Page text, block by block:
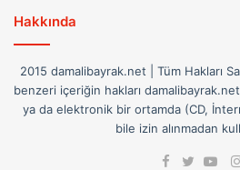
Hakkında
2015 damalibayrak.net | Tüm Hakları
benzeri içeriğin hakları
ya da elektronik bir ortamda (CD,
bile izin alınmadan